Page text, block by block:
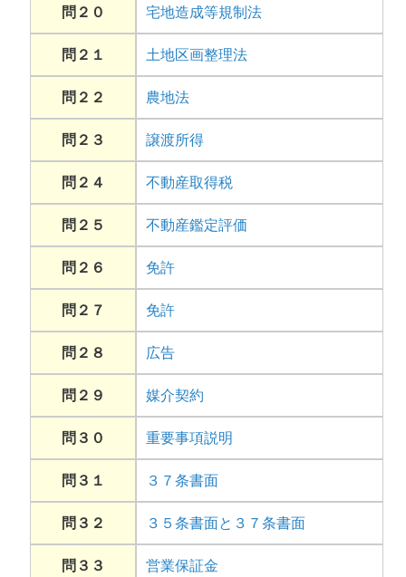
問２０ 宅地造成等規制法
問２１ 土地区画整理法
問２２ 農地法
問２３ 譲渡所得
問２４ 不動産取得税
問２５ 不動産鑑定評価
問２６ 免許
問２７ 免許
問２８ 広告
問２９ 媒介契約
問３０ 重要事項説明
問３１ ３７条書面
問３２ ３５条書面と３７条書面
問３３ 営業保証金